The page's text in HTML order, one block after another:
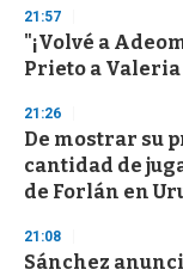
d
s
o
f
3
s
c
o
d
s
21:57
"¡Volvé a
Prieto a Valeria
21:26
De mostrar su
cantidad de
de Forlán en
21:08
Sánchez